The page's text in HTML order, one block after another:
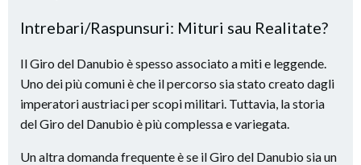
Intrebari/Raspunsuri: Mituri sau Realitate?
Il Giro del Danubio è spesso associato a miti e leggende.
Uno dei più comuni è che il percorso sia stato creato dagli
imperatori austriaci per scopi militari. Tuttavia, la storia
del Giro del Danubio è più complessa e variegata.
Un altra domanda frequente è se il Giro del Danubio sia un